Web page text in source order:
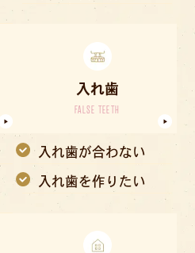
入れ歯
FALSE TEETH
入れ歯が合わない
入れ歯を作りたい